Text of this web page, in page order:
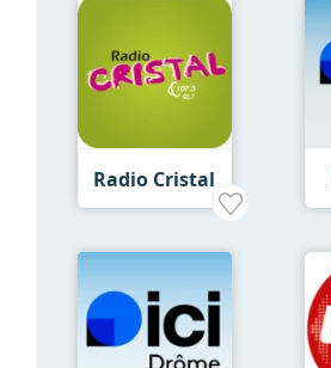
Radio Cristal